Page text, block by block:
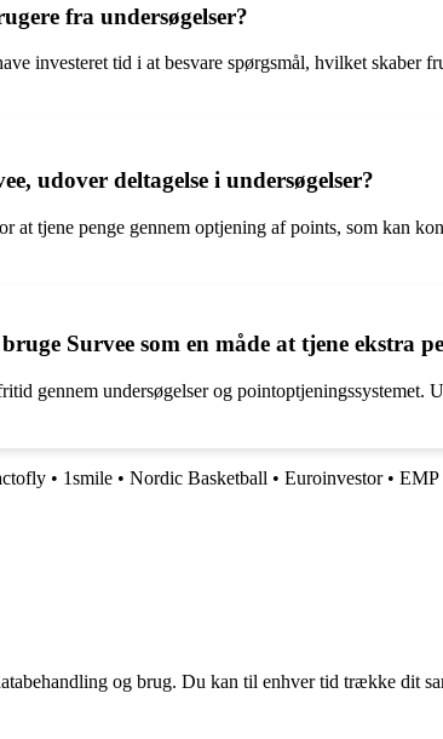
fra undersøgelser?
investeret tid i at besvare spørgsmål, hvilket skaber
udover deltagelse i undersøgelser?
at tjene penge gennem optjening af points, som kan
Survee som en måde at tjene ekstra
gennem undersøgelser og pointoptjeningssystemet.
• 1smile • Nordic Basketball • Euroinvestor• EMP
og brug. Du kan til enhver tid trække dit